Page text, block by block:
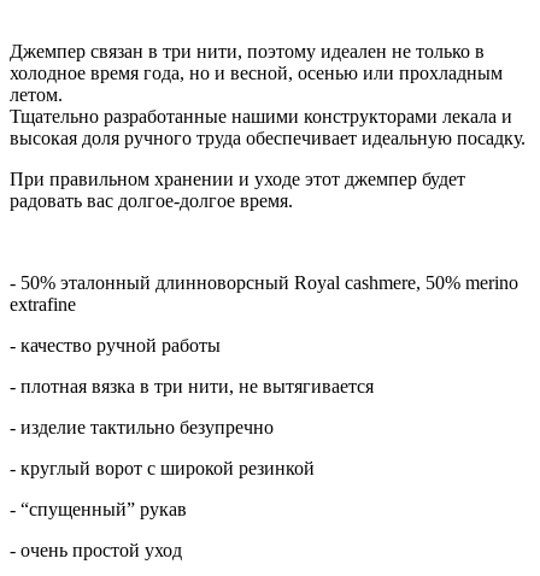
Джемпер связан в три нити, поэтому идеален не только в
холодное время года, но и весной, осенью или прохладным
летом.
Тщательно разработанные нашими конструкторами лекала и
высокая доля ручного труда обеспечивает идеальную посадку.
При правильном хранении и уходе этот джемпер будет
радовать вас долгое-долгое время.
- 50% эталонный длинноворсный Royal cashmere, 50% merino
extrafine
- качество ручной работы
- плотная вязка в три нити, не вытягивается
- изделие тактильно безупречно
- круглый ворот с широкой резинкой
- “спущенный” рукав
- очень простой уход